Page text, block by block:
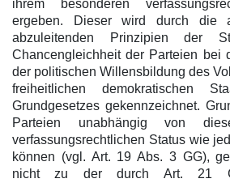
ihrem besonderen
ergeben. Dieser wird durch die
abzuleitenden Prinzipien der
Chancengleichheit der Parteien bei
der politischen Willensbildung des
freiheitlichen demokratischen
Grundgesetzes gekennzeichnet.
Parteien unabhängig von
verfassungsrechtlichen Status wie
können (vgl. Art. 19 Abs. 3 GG),
nicht zu der durch Art. 21